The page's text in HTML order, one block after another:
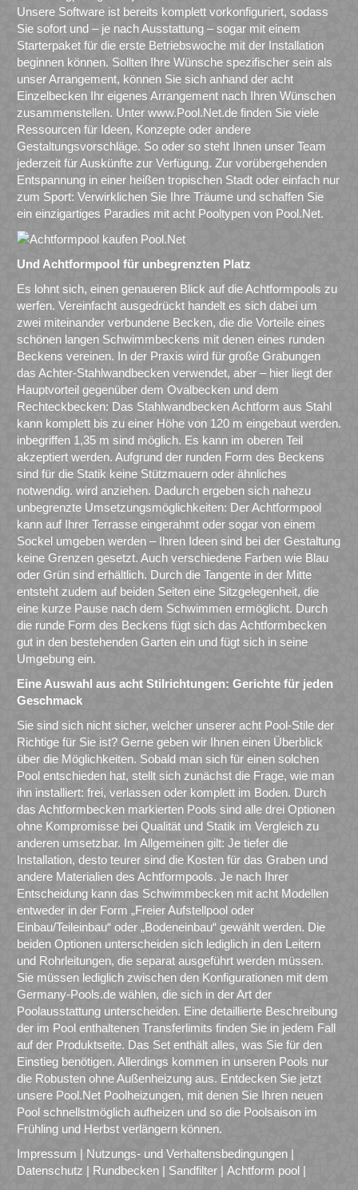
Unsere Software ist bereits komplett vorkonfiguriert, sodass
Sie sofort und – je nach Ausstattung – sogar mit einem
Starterpaket für die erste Betriebswoche mit der Installation
beginnen können. Sollten Ihre Wünsche spezifischer sein als
unser Arrangement, können Sie sich anhand der acht
Einzelbecken Ihr eigenes Arrangement nach Ihren Wünschen
zusammenstellen. Unter www.Pool.Net.de finden Sie viele
Ressourcen für Ideen, Konzepte oder andere
Gestaltungsvorschläge. So oder so steht Ihnen unser Team
jederzeit für Auskünfte zur Verfügung. Zur vorübergehenden
Entspannung in einer heißen tropischen Stadt oder einfach nur
zum Sport: Verwirklichen Sie Ihre Träume und schaffen Sie
ein einzigartiges Paradies mit acht Pooltypen von Pool.Net.
Und Achtformpool für unbegrenzten Platz
Es lohnt sich, einen genaueren Blick auf die Achtformpools zu
werfen. Vereinfacht ausgedrückt handelt es sich dabei um
zwei miteinander verbundene Becken, die die Vorteile eines
schönen langen Schwimmbeckens mit denen eines runden
Beckens vereinen. In der Praxis wird für große Grabungen
das Achter-Stahlwandbecken verwendet, aber – hier liegt der
Hauptvorteil gegenüber dem Ovalbecken und dem
Rechteckbecken: Das Stahlwandbecken Achtform aus Stahl
kann komplett bis zu einer Höhe von 120 m eingebaut werden.
inbegriffen 1,35 m sind möglich. Es kann im oberen Teil
akzeptiert werden. Aufgrund der runden Form des Beckens
sind für die Statik keine Stützmauern oder ähnliches
notwendig. wird anziehen. Dadurch ergeben sich nahezu
unbegrenzte Umsetzungsmöglichkeiten: Der Achtformpool
kann auf Ihrer Terrasse eingerahmt oder sogar von einem
Sockel umgeben werden – Ihren Ideen sind bei der Gestaltung
keine Grenzen gesetzt. Auch verschiedene Farben wie Blau
oder Grün sind erhältlich. Durch die Tangente in der Mitte
entsteht zudem auf beiden Seiten eine Sitzgelegenheit, die
eine kurze Pause nach dem Schwimmen ermöglicht. Durch
die runde Form des Beckens fügt sich das Achtformbecken
gut in den bestehenden Garten ein und fügt sich in seine
Umgebung ein.
Eine Auswahl aus acht Stilrichtungen: Gerichte für jeden
Geschmack
Sie sind sich nicht sicher, welcher unserer acht Pool-Stile der
Richtige für Sie ist? Gerne geben wir Ihnen einen Überblick
über die Möglichkeiten. Sobald man sich für einen solchen
Pool entschieden hat, stellt sich zunächst die Frage, wie man
ihn installiert: frei, verlassen oder komplett im Boden. Durch
das Achtformbecken markierten Pools sind alle drei Optionen
ohne Kompromisse bei Qualität und Statik im Vergleich zu
anderen umsetzbar. Im Allgemeinen gilt: Je tiefer die
Installation, desto teurer sind die Kosten für das Graben und
andere Materialien des Achtformpools. Je nach Ihrer
Entscheidung kann das Schwimmbecken mit acht Modellen
entweder in der Form „Freier Aufstellpool oder
Einbau/Teileinbau“ oder „Bodeneinbau“ gewählt werden. Die
beiden Optionen unterscheiden sich lediglich in den Leitern
und Rohrleitungen, die separat ausgeführt werden müssen.
Sie müssen lediglich zwischen den Konfigurationen mit dem
Germany-Pools.de wählen, die sich in der Art der
Poolausstattung unterscheiden. Eine detaillierte Beschreibung
der im Pool enthaltenen Transferlimits finden Sie in jedem Fall
auf der Produktseite. Das Set enthält alles, was Sie für den
Einstieg benötigen. Allerdings kommen in unseren Pools nur
die Robusten ohne Außenheizung aus. Entdecken Sie jetzt
unsere Pool.Net Poolheizungen, mit denen Sie Ihren neuen
Pool schnellstmöglich aufheizen und so die Poolsaison im
Frühling und Herbst verlängern können.
Impressum
Nutzungs- und Verhaltensbedingungen
Datenschutz
Rundbecken Sandfilter Achtform pool